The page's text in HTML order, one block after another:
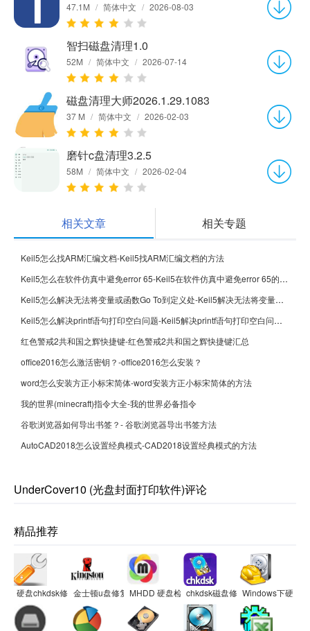
47.1M / 简体中文 / 2026-08-03
智扫磁盘清理1.0
52M / 简体中文 / 2026-07-14
磁盘清理大师2026.1.29.1083
37 M / 简体中文 / 2026-02-03
磨针c盘清理3.2.5
58M / 简体中文 / 2026-02-04
相关文章 相关专题
Keil5怎么找ARM汇编文档-Keil5找ARM汇编文档的方法
Keil5怎么在软件仿真中避免error 65-Keil5在软件仿真中避免error 65的方法
Keil5怎么解决无法将变量或函数Go To到定义处-Keil5解决无法将变量或函数Go To到定义处的方法
Keil5怎么解决printf语句打印空白问题-Keil5解决printf语句打印空白问题的方法
红色警戒2共和国之辉快捷键-红色警戒2共和国之辉快捷键汇总
office2016怎么激活密钥？-office2016怎么安装？
word怎么安装方正小标宋简体-word安装方正小标宋简体的方法
我的世界(minecraft)指令大全-我的世界必备指令
谷歌浏览器如何导出书签？- 谷歌浏览器导出书签方法
AutoCAD2018怎么设置经典模式-CAD2018设置经典模式的方法
UnderCover10 (光盘封面打印软件)评论
精品推荐
硬盘chkdsk修复工具金士顿u盘修复工具2012MHDD 硬盘检测工具chkdsk磁盘修复工具Windows下硬盘